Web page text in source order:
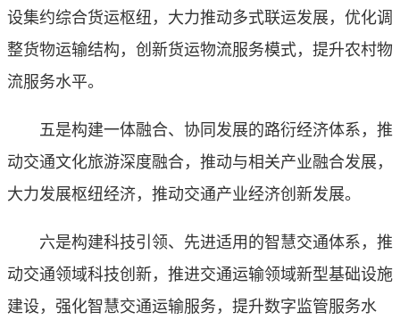
设集约综合货运枢纽，大力推动多式联运发展，优化调
整货物运输结构，创新货运物流服务模式，提升农村物
流服务水平。
五是构建一体融合、协同发展的路衍经济体系，推
动交通文化旅游深度融合，推动与相关产业融合发展，
大力发展枢纽经济，推动交通产业经济创新发展。
六是构建科技引领、先进适用的智慧交通体系，推
动交通领域科技创新，推进交通运输领域新型基础设施
建设，强化智慧交通运输服务，提升数字监管服务水